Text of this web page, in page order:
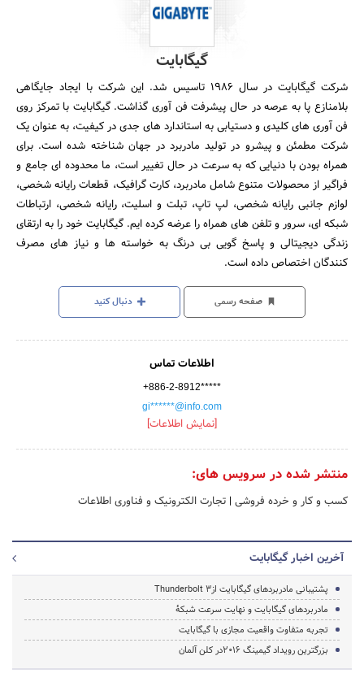
گیگابایت
شرکت گیگابایت در سال 1986 تاسیس شد. این شرکت با ایجاد جایگاهی
بلامنازع پا به عرصه در حال پیشرفت فن آوری گذاشت. گیگابایت با تمرکز روی
فن آوری های کلیدی و دستیابی به استاندارد های جدی در کیفیت، به عنوان یک
شرکت مطمئن و پیشرو در تولید مادربرد در جهان شناخته شده است. برای
همراه بودن با دنیایی که به سرعت در حال تغییر است، ما محدوده ای جامع و
فراگیر از محصولات متنوع شامل مادربرد، کارت گرافیک، قطعات رایانه شخصی،
لوازم جانبی رایانه شخصی، لپ تاپ، تبلت و اسلیت، رایانه شخصی، ارتباطات
شبکه ای، سرور و تلفن های همراه را عرضه کرده ایم. گیگابایت خود را به ارتقای
زندگی دیجیتالی و پاسخ گویی بی درنگ به خواسته ها و نیاز های مصرف
کنندگان اختصاص داده است.
صفحه رسمی دنبال کنید
اطلاعات تماس
+886-2-8912*****
gi******@info.com
[نمایش اطلاعات]
منتشر شده در سرویس های:
کسب و کار و خرده فروشی | تجارت الکترونیک و فناوری اطلاعات
آخرین اخبار گیگابایت
پشتیبانی مادربردهای گیگابایت ازThunderbolt 3
مادربردهای گیگابایت و نهایت سرعت شبکۀ
تجربه متفاوت واقعیت مجازی با گیگابایت
بزرگترین رویداد گیمینگ 2016در کلن آلمان